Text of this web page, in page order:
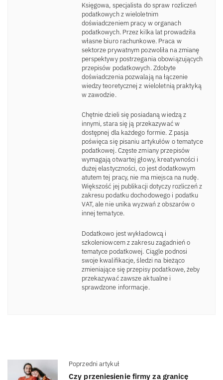
Księgowa, specjalista do spraw rozliczeń
podatkowych z wieloletnim
doświadczeniem pracy w organach
podatkowych. Przez kilka lat prowadziła
własne biuro rachunkowe. Praca w
sektorze prywatnym pozwoliła na zmianę
perspektywy postrzegania obowiązujących
przepisów podatkowych. Zdobyte
doświadczenia pozwalają na łączenie
wiedzy teoretycznej z wieloletnią praktyką
w zawodzie.
Chętnie dzieli się posiadaną wiedzą z
innymi, stara się ją przekazywać w
dostępnej dla każdego formie. Z pasja
poświęca się pisaniu artykułów o tematyce
podatkowej. Częste zmiany przepisów
wymagają otwartej głowy, kreatywności i
dużej elastyczności, co jest dodatkowym
atutem tej pracy, nie ma miejsca na nudę.
Większość jej publikacji dotyczy rozliczeń z
zakresu podatku dochodowego i podatku
VAT, ale nie unika wyzwań z obszarów o
innej tematyce.
Dodatkowo jest wykładowcą i
szkoleniowcem z zakresu zagadnień o
tematyce podatkowej. Ciągle podnosi
swoje kwalifikacje, śledzi na bieżąco
zmieniające się przepisy podatkowe, żeby
przekazywać zawsze aktualne i
sprawdzone informacje.
Poprzedni artykuł
Czy przeniesienie firmy za granicę